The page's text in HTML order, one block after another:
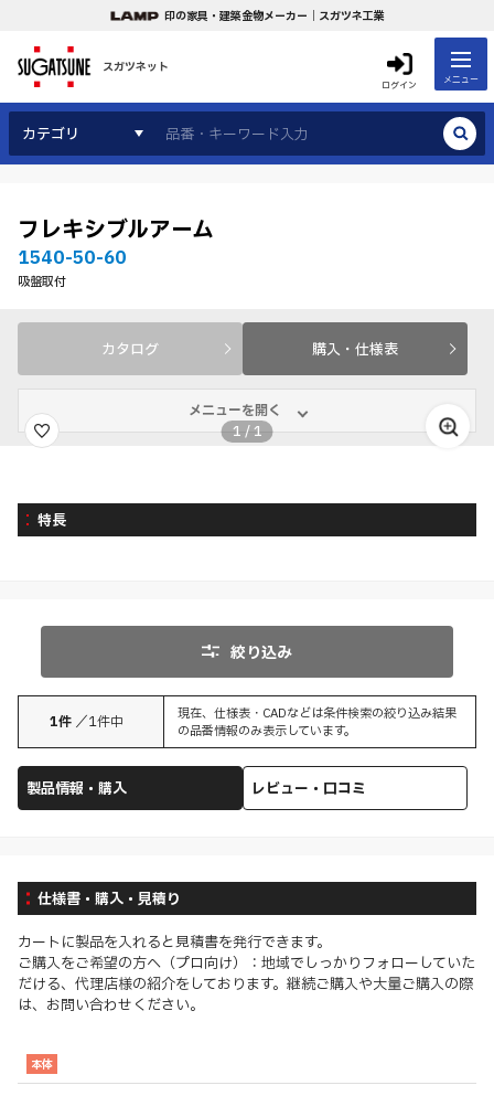
印の家具・建築金物メーカー｜スガツネ工業
スガツネット
ログイン メニュー
カテゴリ
フレキシブルアーム
1540-50-60
吸盤取付
カタログ 購入・仕様表
メニューを開く
1 /1
特長
絞り込み
1件 ／1件中
現在、仕様表・CADなどは条件検索の絞り込み結果
の品番情報のみ表示しています。
製品情報・購入 レビュー・口コミ
仕様書・購入・見積り
カートに製品を入れると見積書を発行できます。
ご購入をご希望の方へ（プロ向け）：地域でしっかりフォローしていた
だける、代理店様の紹介をしております。継続ご購入や大量ご購入の際
は、お問い合わせください。
本体